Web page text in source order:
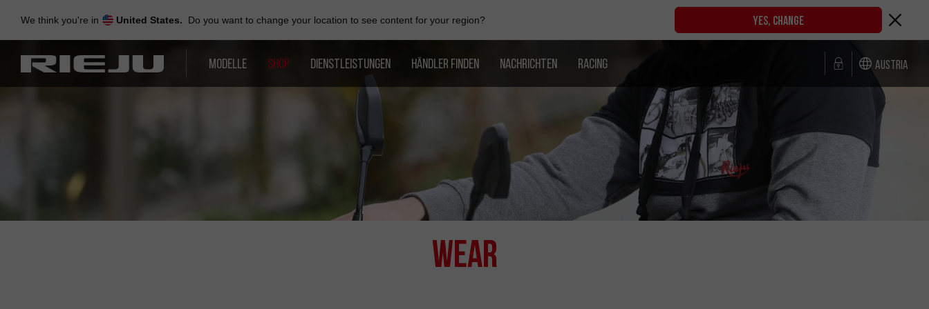
content
We think you're in United States. Do you want to change your location to see content for your region? YES, CHANGE
MODELLE SHOP DIENSTLEISTUNGEN HÄNDLER FINDEN NACHRICHTEN RACING Austria
Wear